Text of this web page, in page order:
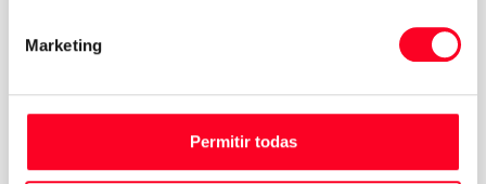
Marketing
Permitir todas